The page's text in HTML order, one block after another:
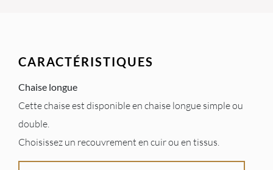
CARACTÉRISTIQUES
Chaise longue
Cette chaise est disponible en chaise longue simple ou
double.
Choisissez un recouvrement en cuir ou en tissus.